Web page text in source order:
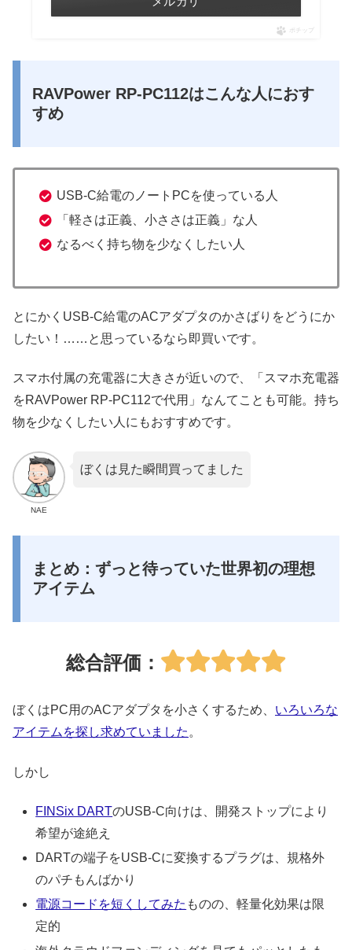
ポチップ
RAVPower RP-PC112はこんな人におす
すめ
USB-C給電のノートPCを使っている人
「軽さは正義、小ささは正義」な人
なるべく持ち物を少なくしたい人
とにかくUSB-C給電のACアダプタのかさばりをどうにか
したい！……と思っているなら即買いです。
スマホ付属の充電器に大きさが近いので、「スマホ充電器
をRAVPower RP-PC112で代用」なんてことも可能。持ち
物を少なくしたい人にもおすすめです。
NAE
ぼくは見た瞬間買ってました
まとめ：ずっと待っていた世界初の理想
アイテム
総合評価：
ぼくはPC用のACアダプタを小さくするため、 いろいろな
アイテムを探し求めていました 。
しかし
FINSix DARTのUSB-C向けは、開発ストップにより
希望が途絶え
DARTの端子をUSB-Cに変換するプラグは、規格外
のパチもんばかり
電源コードを短くしてみた ものの、軽量化効果は限
定的